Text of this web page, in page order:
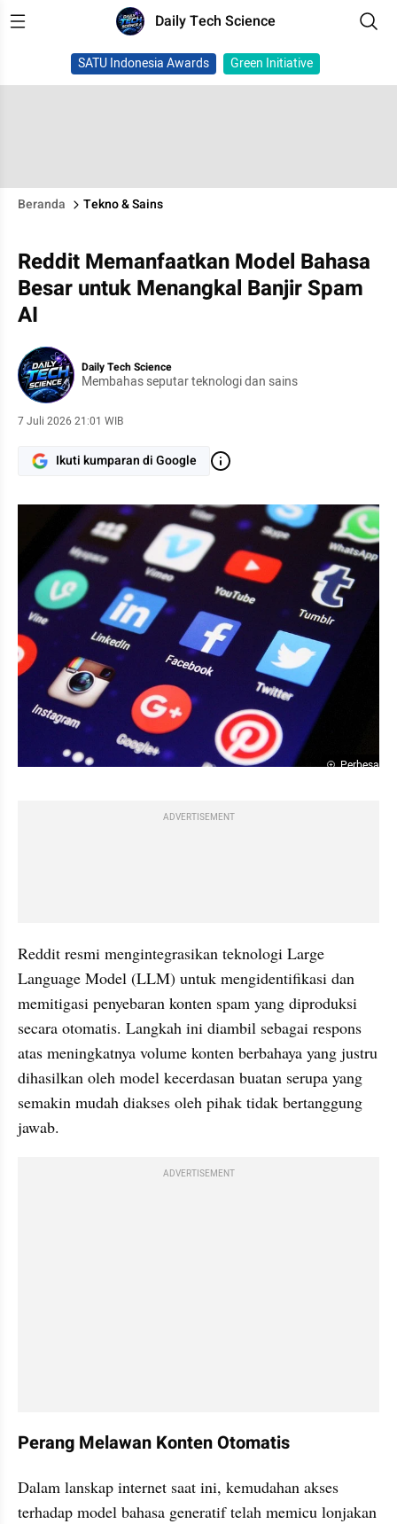
Daily Tech Science
SATU Indonesia Awards Green Initiative
Beranda Tekno & Sains
Reddit Memanfaatkan Model Bahasa
Besar untuk Menangkal Banjir Spam
AI
Daily Tech Science
Membahas seputar teknologi dan sains
7 Juli 2026 21:01 WIB
Ikuti kumparan di Google
Perbesar
ADVERTISEMENT
Reddit resmi mengintegrasikan teknologi Large
Language Model (LLM) untuk mengidentifikasi dan
memitigasi penyebaran konten spam yang diproduksi
secara otomatis. Langkah ini diambil sebagai respons
atas meningkatnya volume konten berbahaya yang justru
dihasilkan oleh model kecerdasan buatan serupa yang
semakin mudah diakses oleh pihak tidak bertanggung
jawab.
ADVERTISEMENT
Perang Melawan Konten Otomatis
Dalam lanskap internet saat ini, kemudahan akses
terhadap model bahasa generatif telah memicu lonjakan